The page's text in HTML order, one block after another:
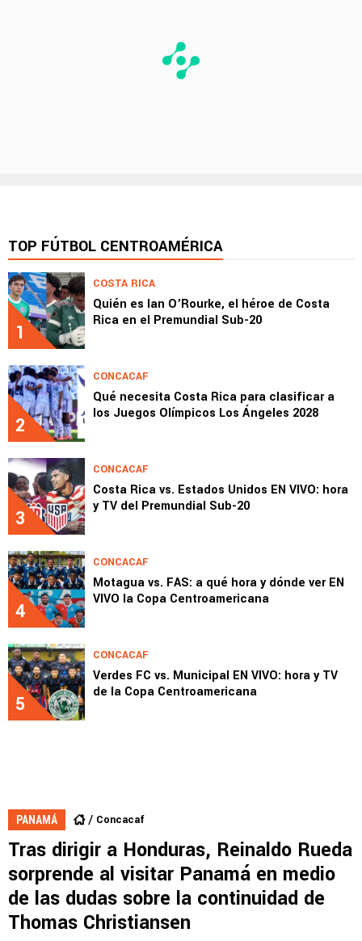
TOP FÚTBOL CENTROAMÉRICA
1
COSTA RICA
Quién es Ian O’Rourke, el héroe de Costa
Rica en el Premundial Sub-20
2
CONCACAF
Qué necesita Costa Rica para clasificar a
los Juegos Olímpicos Los Ángeles 2028
3
CONCACAF
Costa Rica vs. Estados Unidos EN VIVO: hora
y TV del Premundial Sub-20
4
CONCACAF
Motagua vs. FAS: a qué hora y dónde ver EN
VIVO la Copa Centroamericana
5
CONCACAF
Verdes FC vs. Municipal EN VIVO: hora y TV
de la Copa Centroamericana
PANAMÁ Concacaf
Tras dirigir a Honduras, Reinaldo Rueda
sorprende al visitar Panamá en medio
de las dudas sobre la continuidad de
Thomas Christiansen